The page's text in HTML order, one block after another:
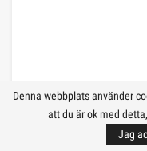
Denna webbplats använder
att du är ok med
Jag